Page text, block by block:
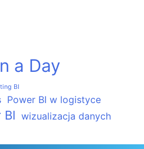
a Day
BI
Power BI w logistyce
BI wizualizacja danych